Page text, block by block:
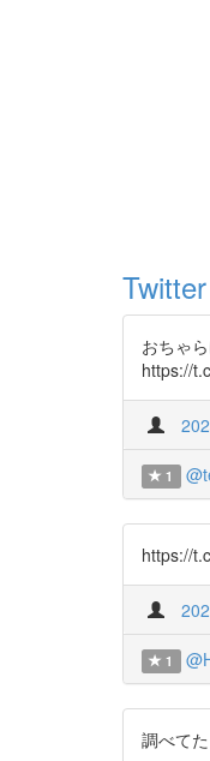
Twitter
おちゃ
https://
1
https://
1
調べて